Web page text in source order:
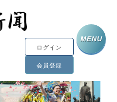
ログイン
会員登録
MENU